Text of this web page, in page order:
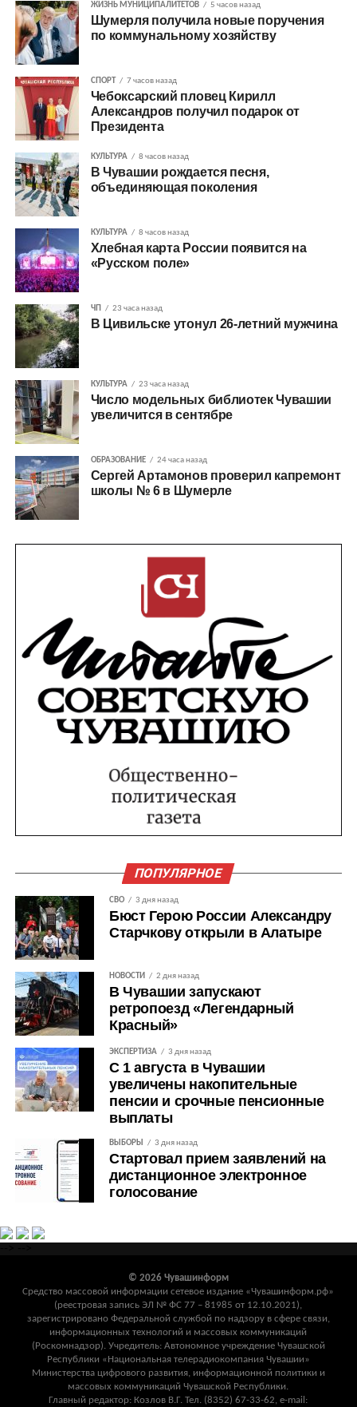
ЖИЗНЬ МУНИЦИПАЛИТЕТОВ 5 часов назад
Шумерля получила новые поручения
по коммунальному хозяйству
СПОРТ 7 часов назад
Чебоксарский пловец Кирилл
Александров получил подарок от
Президента
КУЛЬТУРА 8 часов назад
В Чувашии рождается песня,
объединяющая поколения
КУЛЬТУРА 8 часов назад
Хлебная карта России появится на
«Русском поле»
ЧП 23 часа назад
В Цивильске утонул 26-летний мужчина
КУЛЬТУРА 23 часа назад
Число модельных библиотек Чувашии
увеличится в сентябре
ОБРАЗОВАНИЕ 24 часа назад
Сергей Артамонов проверил капремонт
школы № 6 в Шумерле
ПОПУЛЯРНОЕ
СВО 3 дня назад
Бюст Герою России Александру
Старчкову открыли в Алатыре
НОВОСТИ 2 дня назад
В Чувашии запускают
ретропоезд «Легендарный
Красный»
ЭКСПЕРТИЗА 3 дня назад
С 1 августа в Чувашии
увеличены накопительные
пенсии и срочные пенсионные
выплаты
ВЫБОРЫ 3 дня назад
Стартовал прием заявлений на
дистанционное электронное
голосование
© 2026 Чувашинформ
Средство массовой информации сетевое издание «Чувашинформ.рф»
(реестровая запись ЭЛ № ФС 77 – 81985 от 12.10.2021),
зарегистрировано Федеральной службой по надзору в сфере связи,
информационных технологий и массовых коммуникаций
(Роскомнадзор). Учредитель: Автономное учреждение Чувашской
Республики «Национальная телерадиокомпания Чувашии»
Министерства цифрового развития, информационной политики и
массовых коммуникаций Чувашской Республики.
Главный редактор: Козлов В.Г. Тел. (8352) 67-33-62, e-mail: